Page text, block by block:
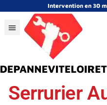
Intervention en 30
Serrurier